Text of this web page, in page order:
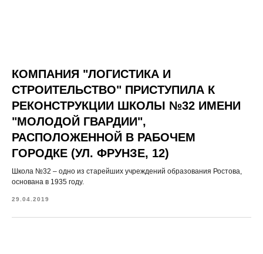
КОМПАНИЯ "ЛОГИСТИКА И
СТРОИТЕЛЬСТВО" ПРИСТУПИЛА К
РЕКОНСТРУКЦИИ ШКОЛЫ №32 ИМЕНИ
"МОЛОДОЙ ГВАРДИИ",
РАСПОЛОЖЕННОЙ В РАБОЧЕМ
ГОРОДКЕ (УЛ. ФРУНЗЕ, 12)
Школа №32 – одно из старейших учреждений образования Ростова,
основана в 1935 году.
29.04.2019